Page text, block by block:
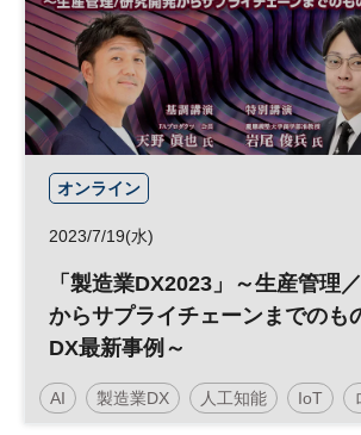
CES 新規事業 シリコンバレー
オンライン
2023/7/19(水)
「製造業DX2023」～生産管理
からサプライチェーンまでのも
DX最新事例～
AI 製造業DX 人工知能 IoT